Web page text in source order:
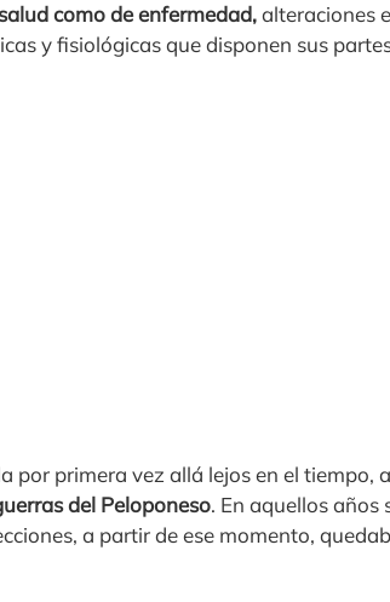
como de enfermedad,alteraciones
y fisiológicas que disponen sus
por primera vez allá lejos en el tiempo,
del Peloponeso. En aquellos años
a partir de ese momento,